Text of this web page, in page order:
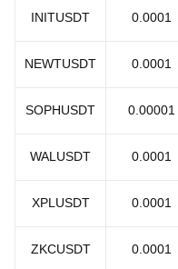
INITUSDT 0.0001
NEWTUSDT 0.0001
SOPHUSDT 0.00001
WALUSDT 0.0001
XPLUSDT 0.0001
ZKCUSDT 0.0001